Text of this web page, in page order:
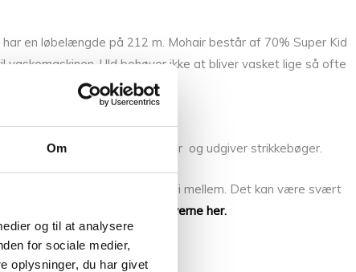
Om
og til at analysere
for sociale medier,
oplysninger, du har givet
en løbelængde på 212 m. Mohair består af 70% Super Kid
Uld behøver ikke at bliver vasket lige så ofte
selv designer strikkeopskrifter og udgiver strikkebøger.
altid flere substituter at vælge i mellem. Det kan være svært
af
Isager Silk Mohair farverne her.